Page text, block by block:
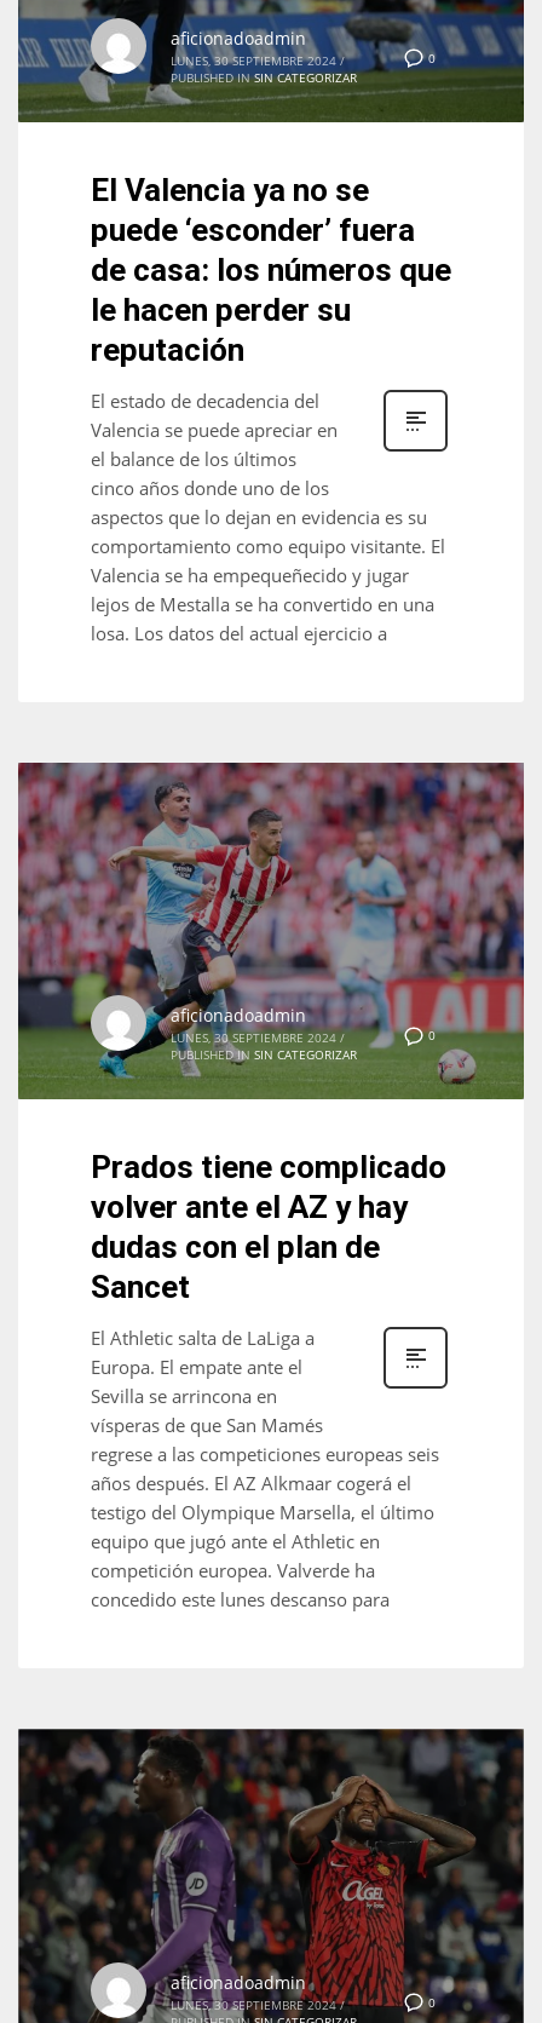
0
aficionadoadmin
LUNES, 30 SEPTIEMBRE 2024 /
PUBLISHED IN SIN CATEGORIZAR
El Valencia ya no se
puede ‘esconder’ fuera
de casa: los números que
le hacen perder su
reputación
El estado de decadencia del
Valencia se puede apreciar en
el balance de los últimos
cinco años donde uno de los
aspectos que lo dejan en evidencia es su
comportamiento como equipo visitante. El
Valencia se ha empequeñecido y jugar
lejos de Mestalla se ha convertido en una
losa. Los datos del actual ejercicio a
0
aficionadoadmin
LUNES, 30 SEPTIEMBRE 2024 /
PUBLISHED IN SIN CATEGORIZAR
Prados tiene complicado
volver ante el AZ y hay
dudas con el plan de
Sancet
El Athletic salta de LaLiga a
Europa. El empate ante el
Sevilla se arrincona en
vísperas de que San Mamés
regrese a las competiciones europeas seis
años después. El AZ Alkmaar cogerá el
testigo del Olympique Marsella, el último
equipo que jugó ante el Athletic en
competición europea. Valverde ha
concedido este lunes descanso para
0
aficionadoadmin
LUNES, 30 SEPTIEMBRE 2024 /